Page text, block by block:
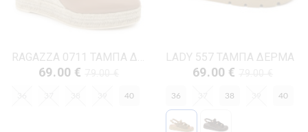
69.00 €
40
LADY 557 ΤΑΜΠΑ ΔΕΡΜΑ
69.00 €
36 38 40